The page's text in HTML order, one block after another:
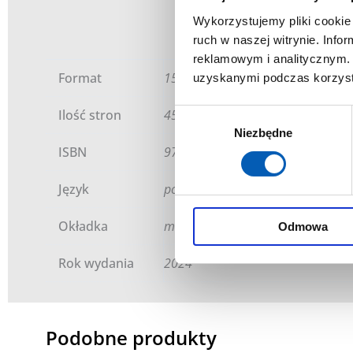
Wykorzystujemy pliki
ruch w naszej witrynie.
reklamowym i
uzyskanymi podczas
Wybór
Niezbędne
Odmowa
Format 15 x 21 cm
Ilość stron 456
ISBN 978-83-969258-7-9
Język polski
Okładka miękka ze skrzydłami
Rok wydania 2024
Podobne produkty